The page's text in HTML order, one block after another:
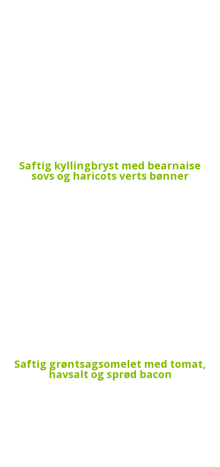
Saftig kyllingbryst med bearnaise
sovs og haricots verts bønner
Saftig grøntsagsomelet med tomat,
havsalt og sprød bacon